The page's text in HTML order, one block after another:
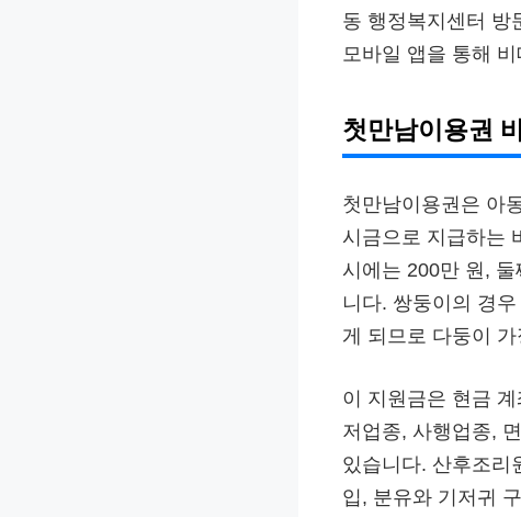
동 행정복지센터 방
모바일 앱을 통해
첫만남이용권
첫만남이용권은 아
시금으로 지급하는
시에는 200만 원,
니다. 쌍둥이의 경
게 되므로 다둥이
이 지원금은 현금
저업종, 사행업종,
있습니다. 산후조리
입, 분유와 기저귀